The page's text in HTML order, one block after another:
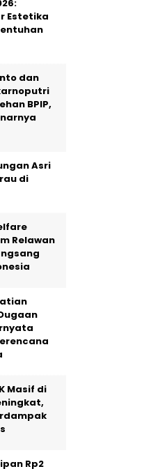
Estetika
dan
BPIP,
Asri
di
Relawan
Masif di
Rp2